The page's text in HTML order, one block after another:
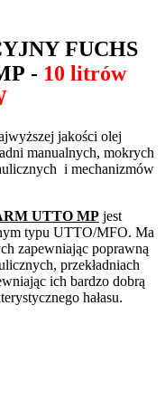
FUCHS
- 10 litrów
jakości olej
manualnych, mokrych
i mechanizmów
UTTO MP jest
typu UTTO/MFO. Ma
zapewniając poprawną
przekładniach
ich bardzo dobrą
hałasu.